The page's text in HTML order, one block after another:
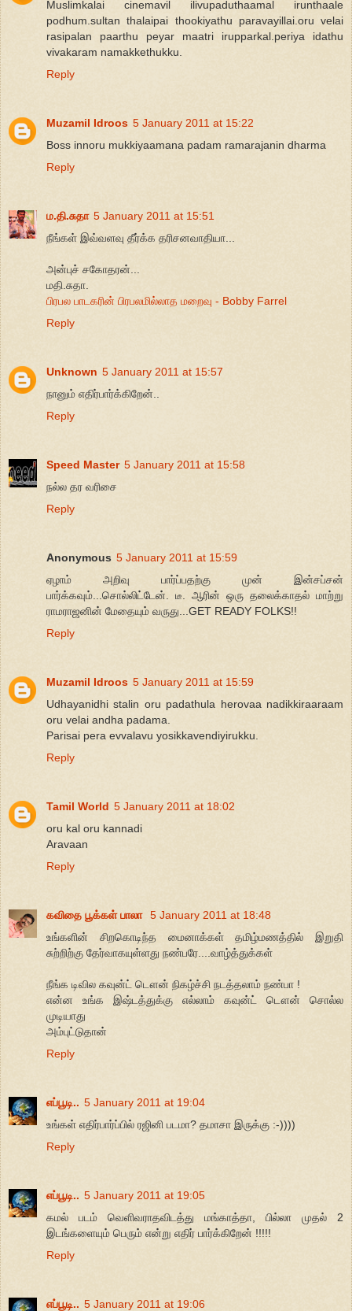
Muslimkalai cinemavil ilivupaduthaamal irunthaale
podhum.sultan thalaipai thookiyathu paravayillai.oru velai
rasipalan paarthu peyar maatri irupparkal.periya idathu
vivakaram namakkethukku.
Reply
Muzamil Idroos 5 January 2011 at 15:22
Boss innoru mukkiyaamana padam ramarajanin dharma
Reply
ம.தி.சுதா 5 January 2011 at 15:51
நீங்கள் இவ்வளவு தீர்க்க தரிசனவாதியா...
அன்புச் சகோதரன்...
மதி.சுதா.
பிரபல பாடகரின் பிரபலமில்லாத மறைவு - Bobby Farrel
Reply
Unknown 5 January 2011 at 15:57
நானும் எதிர்பார்க்கிறேன்..
Reply
Speed Master 5 January 2011 at 15:58
நல்ல தர வரிசை
Reply
Anonymous 5 January 2011 at 15:59
ஏழாம் அறிவு பார்ப்பதற்கு முன் இன்சப்சன்
பார்க்கவும்...சொல்லிட்டேன். டீ. ஆரின் ஒரு தலைக்காதல் மாற்று
ராமராஜனின் மேதையும் வருது...GET READY FOLKS!!
Reply
Muzamil Idroos 5 January 2011 at 15:59
Udhayanidhi stalin oru padathula herovaa nadikkiraaraam
oru velai andha padama.
Parisai pera evvalavu yosikkavendiyirukku.
Reply
Tamil World 5 January 2011 at 18:02
oru kal oru kannadi
Aravaan
Reply
கவிதை பூக்கள் பாலா 5 January 2011 at 18:48
உங்களின் சிறகொடிந்த மைனாக்கள் தமிழ்மணத்தில் இறுதி
சுற்றிற்கு தேர்வாகயுள்ளது நண்பரே....வாழ்த்துக்கள்
நீங்க டிவில கவுன்ட் டௌன் நிகழ்ச்சி நடத்தலாம் நண்பா !
என்ன உங்க இஷ்டத்துக்கு எல்லாம் கவுன்ட் டௌன் சொல்ல
முடியாது
அம்புட்டுதான்
Reply
எப்பூடி.. 5 January 2011 at 19:04
உங்கள் எதிர்பார்ப்பில் ரஜினி படமா? தமாசா இருக்கு :-))))
Reply
எப்பூடி.. 5 January 2011 at 19:05
கமல் படம் வெளிவராதவிடத்து மங்காத்தா, பில்லா முதல் 2
இடங்களையும் பெரும் என்று எதிர் பார்க்கிறேன் !!!!!
Reply
எப்பூடி.. 5 January 2011 at 19:06